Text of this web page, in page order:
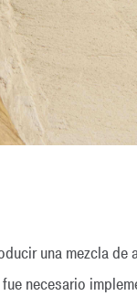
una mezcla de
necesario